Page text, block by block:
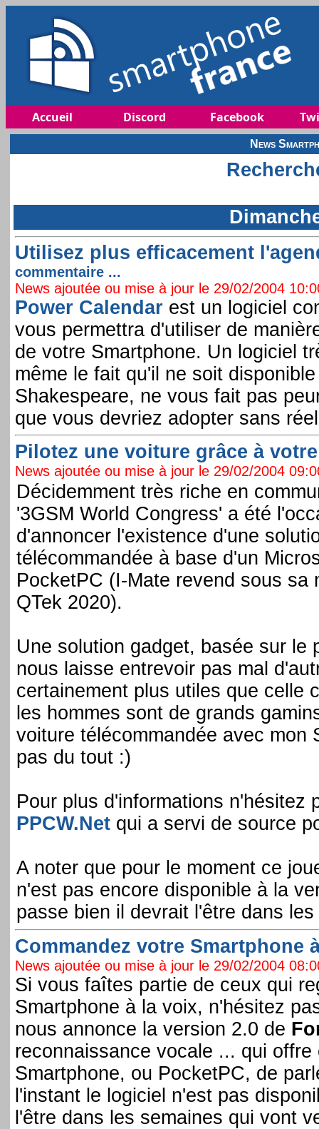
Accueil Discord Facebook
News
Utilisez plus efficacement
commentaire ...
News ajoutée ou mise à jour le 29/02/2004
Power Calendar est un logiciel
vous permettra d'utiliser de
de votre Smartphone. Un logiciel
même le fait qu'il ne soit
Shakespeare, ne vous fait pas
que vous devriez adopter sans
Pilotez une voiture grâce à votre
News ajoutée ou mise à jour le 29/02/2004
Décidemment très riche en
'3GSM World Congress' a été
d'annoncer l'existence d'une
télécommandée à base d'un
PocketPC (I-Mate revend sous sa
QTek 2020).
Une solution gadget, basée sur le
nous laisse entrevoir pas mal
certainement plus utiles que celle
les hommes sont de grands
voiture télécommandée avec mon
pas du tout :)
Pour plus d'informations n'hésitez
PPCW.Netqui a servi de source
A noter que pour le moment ce
n'est pas encore disponible à la
passe bien il devrait l'être dans
Commandez votre Smartphone
News ajoutée ou mise à jour le 29/02/2004
Si vous faîtes partie de ceux qui
Smartphone à la voix, n'hésitez
nous annonce la version 2.0 de
reconnaissance vocale ... qui
Smartphone, ou PocketPC, de
l'instant le logiciel n'est pas
l'être dans les semaines qui vont